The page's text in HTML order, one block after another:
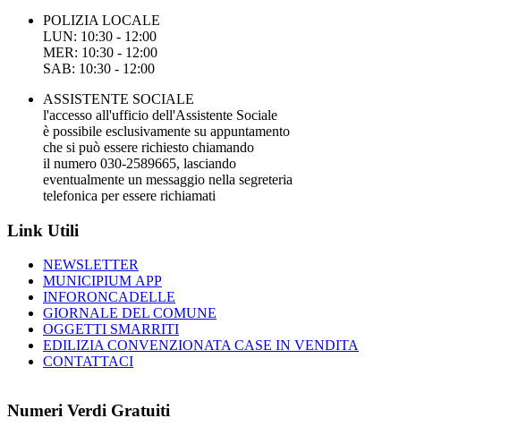
POLIZIA LOCALE
LUN: 10:30 - 12:00
MER: 10:30 - 12:00
SAB: 10:30 - 12:00
ASSISTENTE SOCIALE
l'accesso all'ufficio dell'Assistente Sociale
è possibile esclusivamente su appuntamento
che si può essere richiesto chiamando
il numero 030-2589665, lasciando
eventualmente un messaggio nella segreteria
telefonica per essere richiamati
Link Utili
NEWSLETTER
MUNICIPIUM APP
INFORONCADELLE
GIORNALE DEL COMUNE
OGGETTI SMARRITI
EDILIZIA CONVENZIONATA CASE IN VENDITA
CONTATTACI
Numeri Verdi Gratuiti